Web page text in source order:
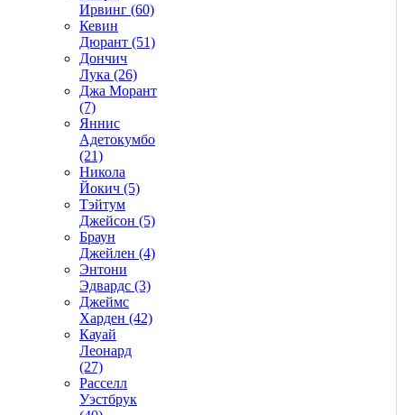
Ирвинг (60)
Кевин
Дюрант (51)
Дончич
Лука (26)
Джа Морант
(7)
Яннис
Адетокумбо
(21)
Никола
Йокич (5)
Тэйтум
Джейсон (5)
Браун
Джейлен (4)
Энтони
Эдвардс (3)
Джеймс
Харден (42)
Кауай
Леонард
(27)
Расселл
Уэстбрук